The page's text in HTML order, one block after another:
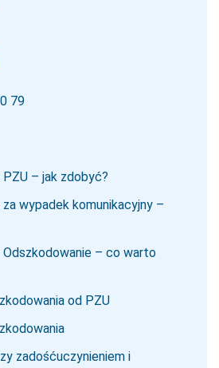
79
– jak zdobyć?
wypadek komunikacyjny –
Odszkodowanie – co warto
od PZU
zadośćuczynieniem i